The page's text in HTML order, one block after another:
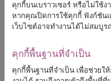
สำหรับ
คุกกี้บนเบราวเซอร์ หรือไม่ใช้
หากคุณปิดการใช้คุกกี้ ฟังก์ชัน
เว็บไซต์อาจทำงานได้ไม่สมบู
คุกกี้พื้นฐานที่จำเป็น
คุกกี้พื้นฐานที่จำเป็น เพื่อช่วยใ